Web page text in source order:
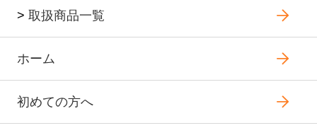
> 取扱商品一覧
ホーム
初めての方へ